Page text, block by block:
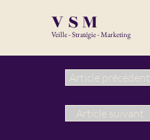
VSM
Veille - Stratégie - Marketing
Article précédent
Article suivant